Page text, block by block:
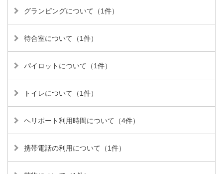
グランピングについて（1件）
待合室について（1件）
パイロットについて（1件）
トイレについて（1件）
ヘリポート利用時間について（4件）
携帯電話の利用について（1件）